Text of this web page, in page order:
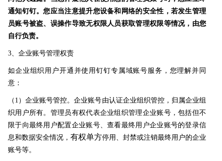
通知钉钉。您应当注意提升您设备和网络的安全性，若发生管理
员账号被盗、误操作导致无权限人员获取管理权限等情况，由您
自行负责。
3、企业账号管理权责
如企业组织用户开通并使用钉钉专属域账号服务，您理解并同
意：
（1）企业账号管控。企业账号由认证企业组织管控，归属企业组
织用户所有。管理员有权代表企业组织管理企业账号，包括但不
限于向最终用户配置企业账号、查看最终用户企业账号的登录信
息和数据安全情况， 有权单方停用、封禁或注销最终用户的企业
账号等。